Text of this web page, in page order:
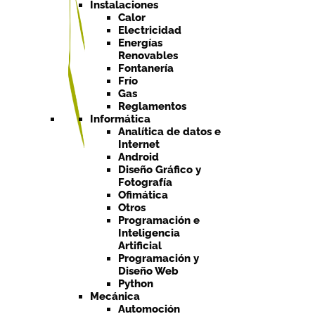
Instalaciones
Calor
Electricidad
Energías
Renovables
Fontanería
Frío
Gas
Reglamentos
Informática
Analítica de datos e
Internet
Android
Diseño Gráfico y
Fotografía
Ofimática
Otros
Programación e
Inteligencia
Artificial
Programación y
Diseño Web
Python
Mecánica
Automoción